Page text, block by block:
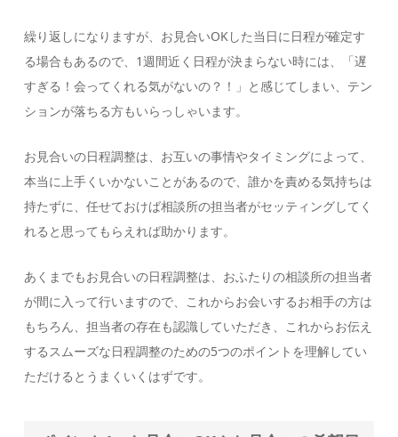
繰り返しになりますが、お見合いOKした当日に日程が確定す
る場合もあるので、1週間近く日程が決まらない時には、「遅
すぎる！会ってくれる気がないの？！」と感じてしまい、テン
ションが落ちる方もいらっしゃいます。
お見合いの日程調整は、お互いの事情やタイミングによって、
本当に上手くいかないことがあるので、誰かを責める気持ちは
持たずに、任せておけば相談所の担当者がセッティングしてく
れると思ってもらえれば助かります。
あくまでもお見合いの日程調整は、おふたりの相談所の担当者
が間に入って行いますので、これからお会いするお相手の方は
もちろん、担当者の存在も認識していただき、これからお伝え
するスムーズな日程調整のための5つのポイントを理解してい
ただけるとうまくいくはずです。